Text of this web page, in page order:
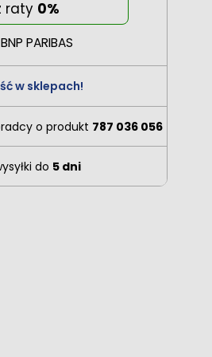
raty 0%
PARIBAS
o produkt 787 036 056
do 5 dni
w sklepach!